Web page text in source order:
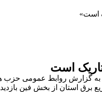
است
است
به گزارش روابط عمومی حزب
برق استان از بخش فین